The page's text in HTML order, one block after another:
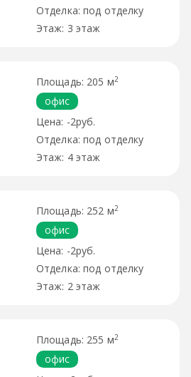
под отделку
3 этаж
205 м2
офис
-2руб.
под отделку
4 этаж
252 м2
офис
-2руб.
под отделку
2 этаж
255 м2
офис